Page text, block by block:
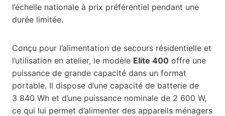
l’échelle nationale à prix préférentiel pendant une
durée limitée.
Conçu pour l’alimentation de secours résidentielle et
l’utilisation en atelier, le modèle Elite 400 offre une
puissance de grande capacité dans un format
portable. Il dispose d’une capacité de batterie de
3 840 Wh et d’une puissance nominale de 2 600 W,
ce qui lui permet d’alimenter des appareils ménagers